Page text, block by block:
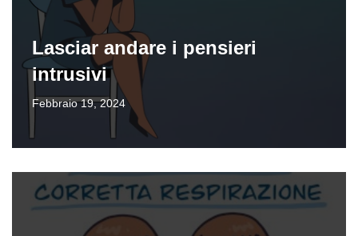
Lasciar andare i pensieri
intrusivi
Febbraio 19, 2024